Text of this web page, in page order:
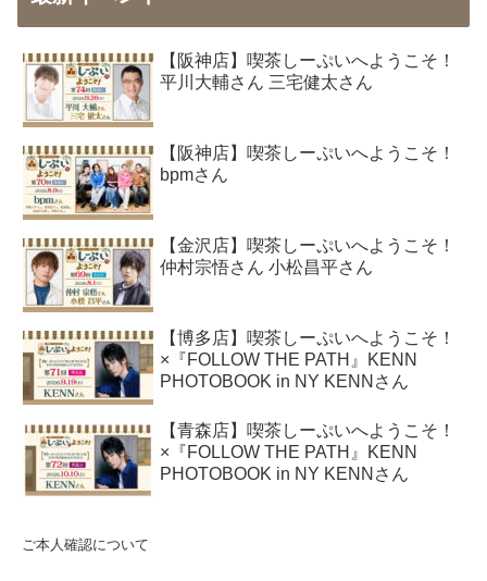
【阪神店】喫茶しーぷいへようこそ！
平川大輔さん 三宅健太さん
【阪神店】喫茶しーぷいへようこそ！
bpmさん
【金沢店】喫茶しーぷいへようこそ！
仲村宗悟さん 小松昌平さん
【博多店】喫茶しーぷいへようこそ！
×『FOLLOW THE PATH』KENN
PHOTOBOOK in NY KENNさん
【青森店】喫茶しーぷいへようこそ！
×『FOLLOW THE PATH』KENN
PHOTOBOOK in NY KENNさん
ご本人確認について